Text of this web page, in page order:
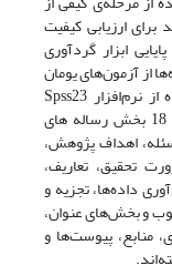
محقق‌ساخته با 72 گویه در 18 بعد برای ارزیابی کیفیت
ابزار گردآوری
از آزمون‌های یومان
ویتنی، رتبه‌بندی فریدمن، مطلوبیت با استفاده از نرم‌افزار Spss23
استفاده شد. یافته‌ها نشان داد که از مجموع 18 بخش رساله های
اهداف پژوهش،
تحقیق، تعاریف،
داده‌ها، تجزیه و
و بخش‌های عنوان،
منابع، پیوست‌ها و